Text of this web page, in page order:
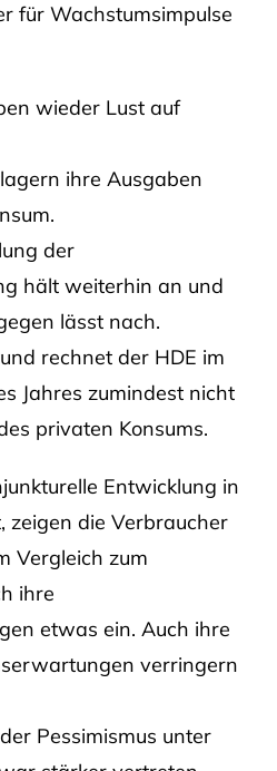
für Wachstumsimpulse
wieder Lust auf
ihre Ausgaben
der
hält weiterhin an und
lässt nach.
rechnet der HDE im
Jahres zumindest nicht
privaten Konsums.
Entwicklung in
zeigen die Verbraucher
Vergleich zum
ihre
etwas ein. Auch ihre
verringern
Pessimismus unter